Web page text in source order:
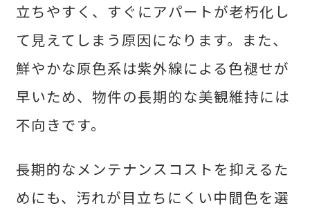
立ちやすく、すぐにアパートが老朽化し
て見えてしまう原因になります。また、
鮮やかな原色系は紫外線による色褪せが
早いため、物件の長期的な美観維持には
不向きです。
長期的なメンテナンスコストを抑えるた
めにも、汚れが目立ちにくい中間色を選